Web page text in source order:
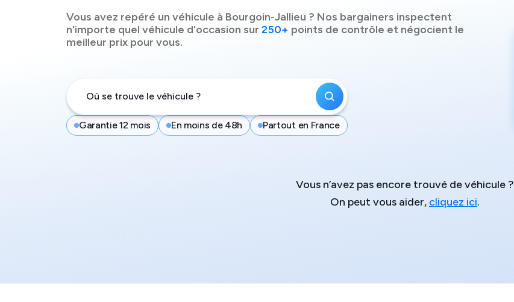
Vous avez repéré un véhicule à Bourgoin-Jallieu ? Nos bargainers inspectent
n'importe quel véhicule d'occasion sur 250+ points de contrôle et négocient le
meilleur prix pour vous.
Garantie 12 mois En moins de 48h Partout en France
Vous n’avez pas encore trouvé de véhicule ?
On peut vous aider, cliquez ici.